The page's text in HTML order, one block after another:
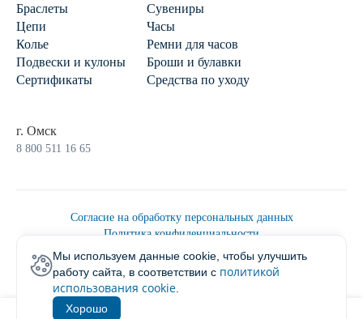
Браслеты
Сувениры
Цепи
Часы
Колье
Ремни для часов
Подвески и кулоны
Броши и булавки
Сертификаты
Средства по уходу
г. Омск
8 800 511 16 65
Согласие на обработку персональных данных
Политика конфиденциальности
Политика обработки персональных данных
Пользовательским соглашением
2026 © Ювелирторг
Мы используем данные cookie, чтобы улучшить
работу сайта, в соответствии с политикой
использования cookie
Хорошо